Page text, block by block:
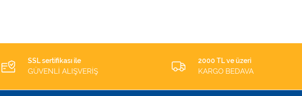
SSL sertifikası ile
GÜVENLİ ALIŞVERİŞ
2000 TL ve üzeri
KARGO BEDAVA